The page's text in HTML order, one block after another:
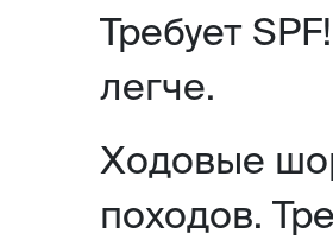
Требует
легче.
Ходовые
походов.